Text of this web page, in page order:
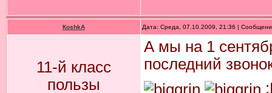
КoshkA Дата: Среда, 07.10.2009, 21:36 |
11-й класс
пользы
А мы на 1
последний